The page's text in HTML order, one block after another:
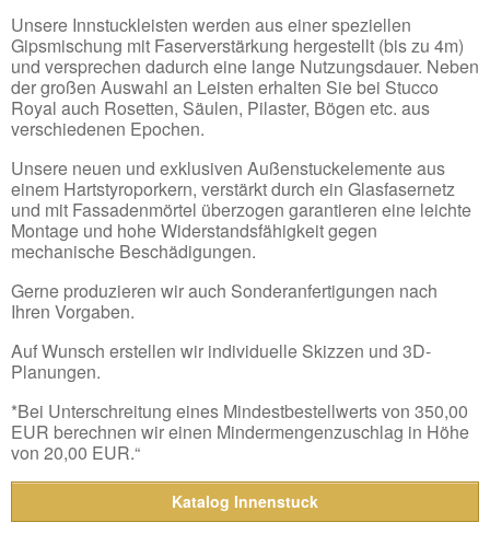
Unsere Innstuckleisten werden aus einer speziellen
Gipsmischung mit Faserverstärkung hergestellt (bis zu 4m)
und versprechen dadurch eine lange Nutzungsdauer. Neben
der großen Auswahl an Leisten erhalten Sie bei Stucco
Royal auch Rosetten, Säulen, Pilaster, Bögen etc. aus
verschiedenen Epochen.
Unsere neuen und exklusiven Außenstuckelemente aus
einem Hartstyroporkern, verstärkt durch ein Glasfasernetz
und mit Fassadenmörtel überzogen garantieren eine leichte
Montage und hohe Widerstandsfähigkeit gegen
mechanische Beschädigungen.
Gerne produzieren wir auch Sonderanfertigungen nach
Ihren Vorgaben.
Auf Wunsch erstellen wir individuelle Skizzen und 3D-
Planungen.
*Bei Unterschreitung eines Mindestbestellwerts von 350,00
EUR berechnen wir einen Mindermengenzuschlag in Höhe
von 20,00 EUR.“
Katalog Innenstuck